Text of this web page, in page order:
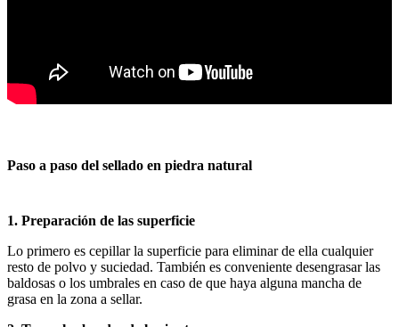
Paso a paso del sellado en piedra natural
1. Preparación de las superficie
Lo primero es cepillar la superficie para eliminar de ella cualquier
resto de polvo y suciedad. También es conveniente desengrasar las
baldosas o los umbrales en caso de que haya alguna mancha de
grasa en la zona a sellar.